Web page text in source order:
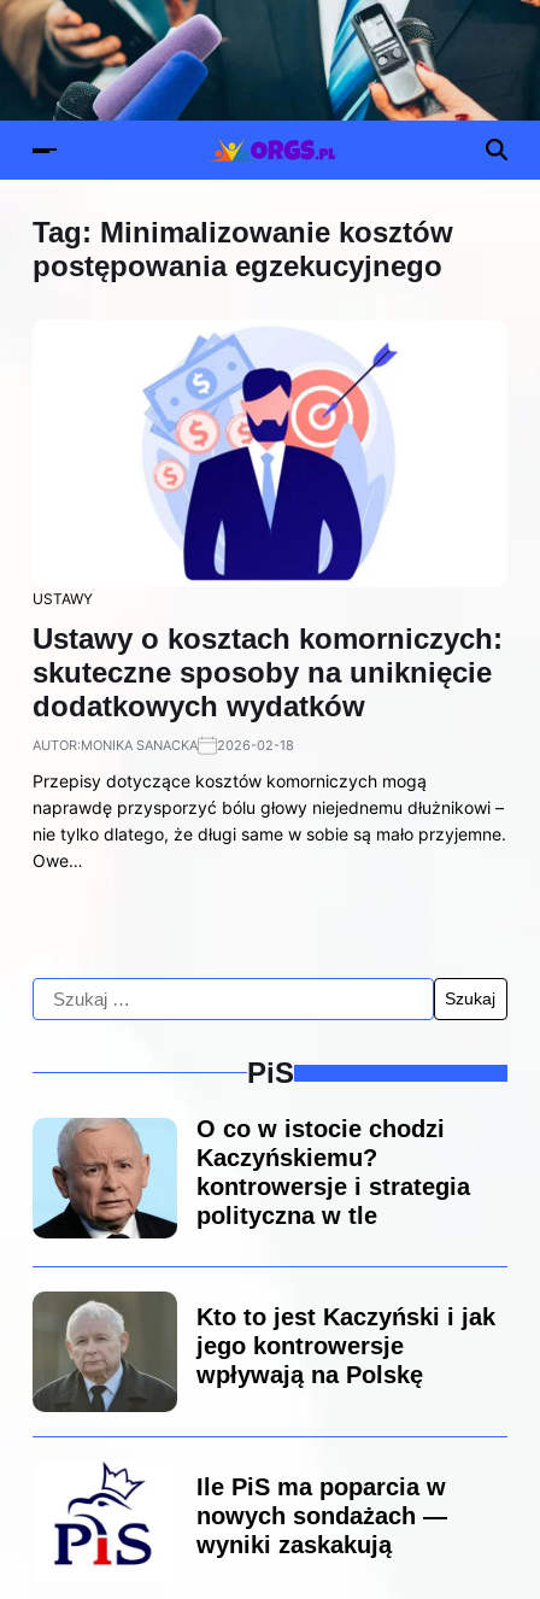
Tag: Minimalizowanie kosztów
postępowania egzekucyjnego
USTAWY
Ustawy o kosztach komorniczych:
skuteczne sposoby na uniknięcie
dodatkowych wydatków
AUTOR:MONIKA SANACKA 2026-02-18
Przepisy dotyczące kosztów komorniczych mogą
naprawdę przysporzyć bólu głowy niejednemu dłużnikowi –
nie tylko dlatego, że długi same w sobie są mało przyjemne.
Owe…
PiS
O co w istocie chodzi
Kaczyńskiemu?
kontrowersje i strategia
polityczna w tle
Kto to jest Kaczyński i jak
jego kontrowersje
wpływają na Polskę
Ile PiS ma poparcia w
nowych sondażach —
wyniki zaskakują